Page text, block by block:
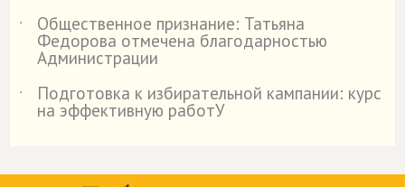
˙
Общественное признание: Татьяна
Федорова отмечена благодарностью
Администрации
˙
Подготовка к избирательной кампании: курс
на эффективную работУ